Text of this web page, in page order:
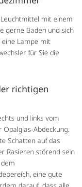
mit einem
gerne Baden und sich
Lampe mit
für Sie die
richtigen
und links vom
Abdeckung.
Schatten auf das
Rasieren störend sein
eine gute
darauf, dass alle